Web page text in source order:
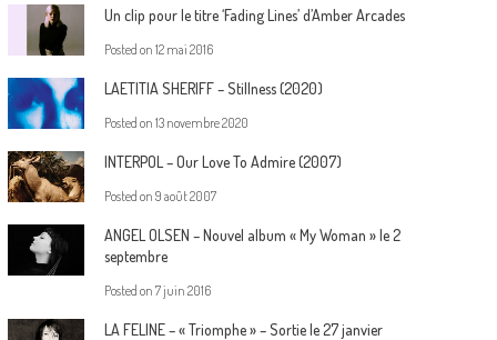
Un clip pour le titre ‘Fading Lines’ d’Amber Arcades
Posted on 12 mai 2016
LAETITIA SHERIFF – Stillness (2020)
Posted on 13 novembre 2020
INTERPOL – Our Love To Admire (2007)
Posted on 9 août 2007
ANGEL OLSEN – Nouvel album « My Woman » le 2
septembre
Posted on 7 juin 2016
LA FELINE – « Triomphe » – Sortie le 27 janvier